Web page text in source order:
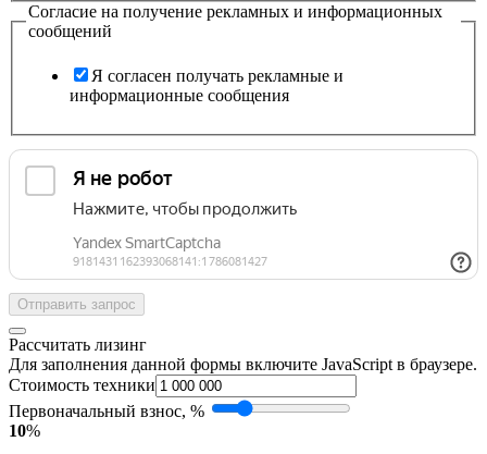
Согласие на получение рекламных и информационных
сообщений
Я согласен получать рекламные и
информационные сообщения
Отправить запрос
Рассчитать лизинг
Для заполнения данной формы включите JavaScript в браузере.
Стоимость техники
Первоначальный взнос, %
10%